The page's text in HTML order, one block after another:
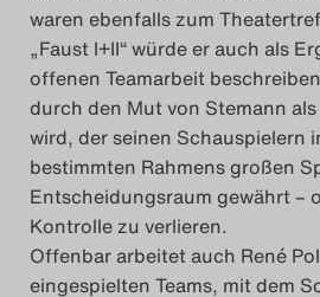
waren ebenfalls zum
„Faust I+II“ würde er auch als
offenen Teamarbeit
durch den Mut von Stemann
wird, der seinen Schauspielern
bestimmten Rahmens großen
Entscheidungsraum gewährt –
Kontrolle zu verlieren.
Offenbar arbeitet auch René
eingespielten Teams, mit dem